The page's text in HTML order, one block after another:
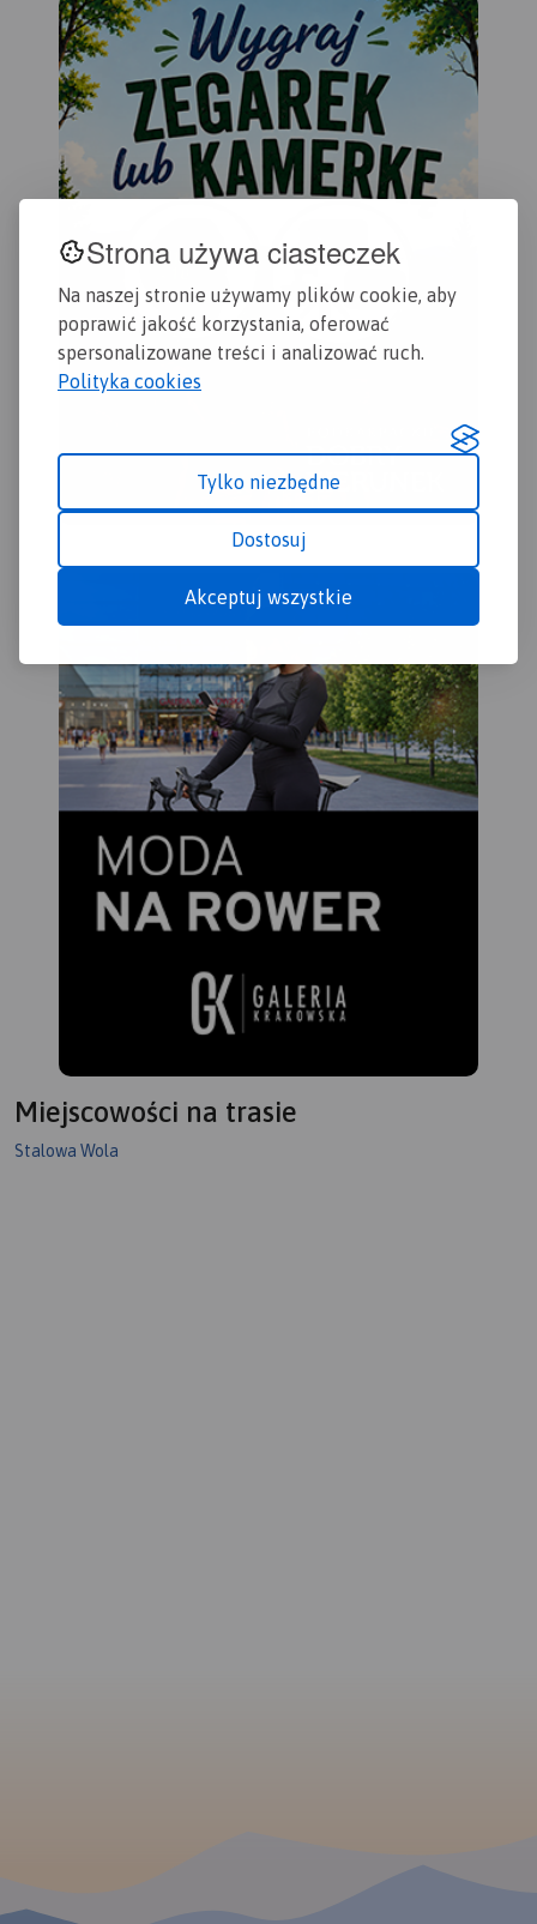
Strona używa ciasteczek
Na naszej stronie używamy plików cookie, aby
poprawić jakość korzystania, oferować
spersonalizowane treści i analizować ruch.
Polityka cookies
Tylko niezbędne
Dostosuj
Akceptuj wszystkie
podkarpackich miejscowości.
Miejscowości na trasie
Stalowa Wola